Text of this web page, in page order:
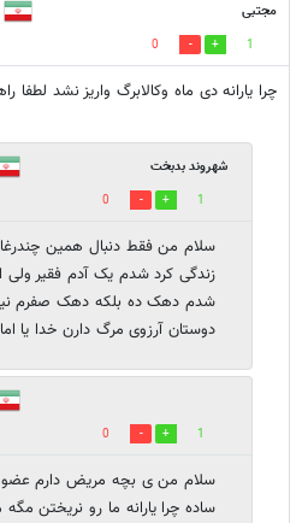
مجتبی
1
0
چرا یارانه دی ماه وکالابرگ واریز نشد لطفا
شهروند بدبخت
1
0
سلام من فقط دنبال همین
زندگی کرد شدم یک آدم فقیر ولی
شدم دهک ده بلکه دهک صفرم
دوستان آرزوی مرگ دارن خدا یا
1
0
سلام من ی بچه مریض دارم عضو
ساده چرا یارانه ما رو نریختن